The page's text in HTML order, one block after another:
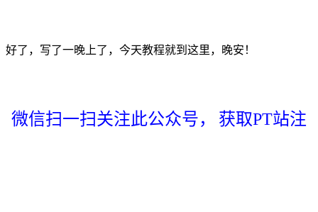
好了，写了一晚上了，今天教程就到这里，晚安！
微信扫一扫关注此公众号， 获取PT站注